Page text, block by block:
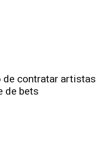
de contratar artistas
de bets